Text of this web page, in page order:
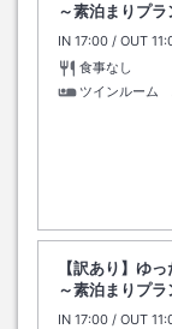
～素泊まりプラ
IN チェックイン
17:00 / OUT チ
食事なし
ツインルーム
【訳あり】ゆ
～素泊まりプラ
IN チェックイン
17:00 / OUT チ